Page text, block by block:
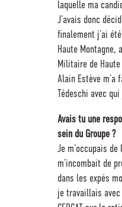
laquelle ma
J’avais donc
finalement j’ai
Haute Montagne,
Militaire de
Alain Estève m’a
Tédeschi avec
Avais tu une
sein du Groupe ?
Je m’occupais
m’incombait de
dans les expés
je travaillais